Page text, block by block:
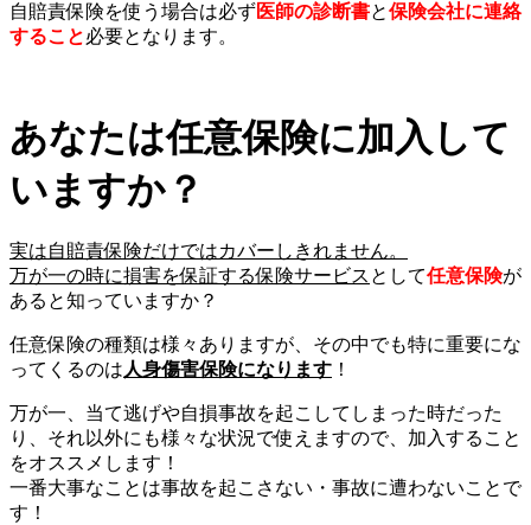
自賠責保険を使う場合は必ず医師の診断書と保険会社に連絡
すること必要となります。
あなたは任意保険に加入して
いますか？
実は自賠責保険だけではカバーしきれません。
万が一の時に損害を保証する保険サービス として任意保険が
あると知っていますか？
任意保険の種類は様々ありますが、その中でも特に重要にな
ってくるのは 人身傷害保険になります ！
万が一、当て逃げや自損事故を起こしてしまった時だった
り、それ以外にも様々な状況で使えますので、加入すること
をオススメします！
一番大事なことは事故を起こさない・事故に遭わないことで
す！